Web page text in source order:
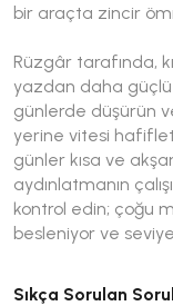
bir araçta zincir
Rüzgâr tarafında,
yazdan daha güçlü
günlerde düşürün
yerine vitesi
günler kısa ve
aydınlatmanın
kontrol edin; çoğu
besleniyor ve
Sıkça Sorulan